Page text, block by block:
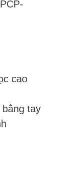
cao
tay